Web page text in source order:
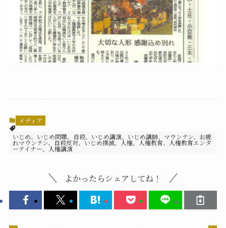
メディア
いじめ、いじめ問題、自殺、いじめ講演、いじめ講師、マウンテン、お疲
れマウンテン、自殺反対、いじめ撲滅、人権、人権教育、人権教育エンタ
ーテイナー、人権講演
よかったらシェアしてね！